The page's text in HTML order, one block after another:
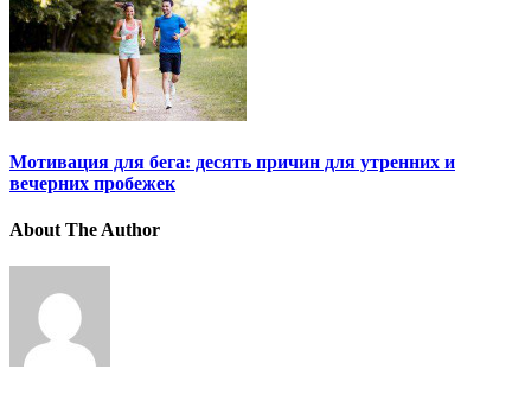
Мотивация для бега: десять причин для утренних и
вечерних пробежек
About The Author